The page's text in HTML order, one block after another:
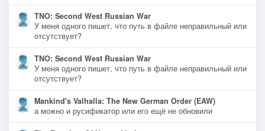
TNO: Second West Russian War
У меня одного пишет, что путь в файле неправильный или
отсутствует?
TNO: Second West Russian War
У меня одного пишет, что путь в файле неправильный или
отсутствует?
Mankind's Valhalla: The New German Order (EAW)
а можно и русификатор или его ещё не обновили